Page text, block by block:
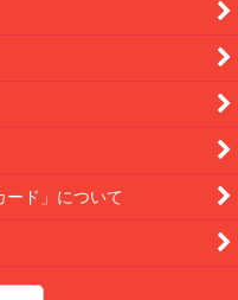
ド」について